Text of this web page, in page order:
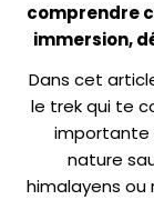
comprendre
immersion,
Dans cet
le trek qui te
importante
nature
himalayens ou